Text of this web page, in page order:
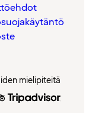
mielipiteitä